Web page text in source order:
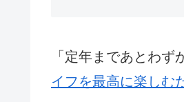
「定年まであとわ
イフを最高に楽しむ